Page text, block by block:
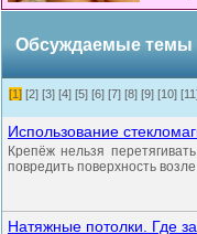
Обсуждаемые темы
[1] [2] [3] [4] [5] [6] [7] [8] [9] [10]
Использование
Крепёж нельзя
повредить поверхность
Натяжные потолки. Где